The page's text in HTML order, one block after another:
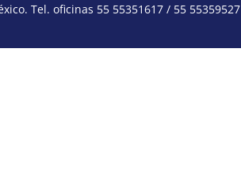
Tel. oficinas 55 55351617 / 55 55359527